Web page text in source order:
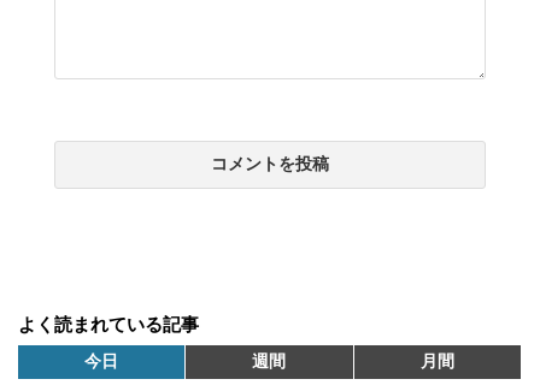
よく読まれている記事
今日 週間 月間